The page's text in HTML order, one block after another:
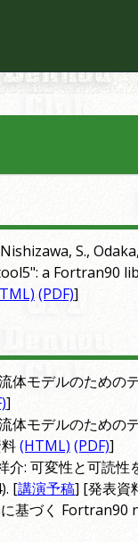
S.,
a
(PDF)]
体モデルのため
]
体モデルのため
(HTML) (PDF)]
: 可変性と可読
[講演予稿] [発表資
基づく